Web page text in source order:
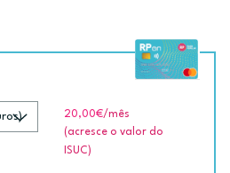
20,00€/mês
(acresce o valor do
ISUC)